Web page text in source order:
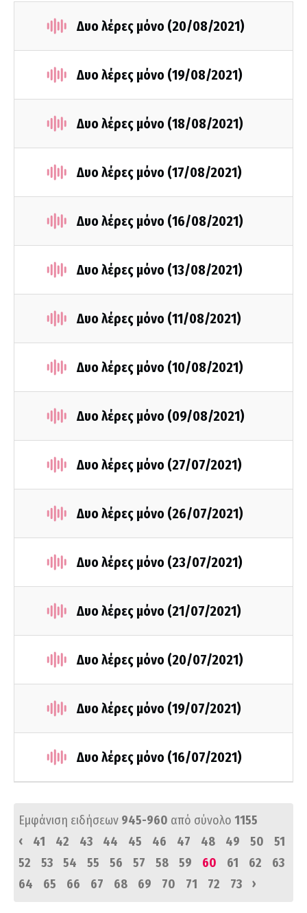
Δυο λέρες μόνο (20/08/2021)
Δυο λέρες μόνο (19/08/2021)
Δυο λέρες μόνο (18/08/2021)
Δυο λέρες μόνο (17/08/2021)
Δυο λέρες μόνο (16/08/2021)
Δυο λέρες μόνο (13/08/2021)
Δυο λέρες μόνο (11/08/2021)
Δυο λέρες μόνο (10/08/2021)
Δυο λέρες μόνο (09/08/2021)
Δυο λέρες μόνο (27/07/2021)
Δυο λέρες μόνο (26/07/2021)
Δυο λέρες μόνο (23/07/2021)
Δυο λέρες μόνο (21/07/2021)
Δυο λέρες μόνο (20/07/2021)
Δυο λέρες μόνο (19/07/2021)
Δυο λέρες μόνο (16/07/2021)
Εμφάνιση ειδήσεων 945-960 από σύνολο 1155
‹
41 42 43 44 45 46 47 48 49 50
51
52
53 54 55 56 57 58 59 60 61 62
63
64
65 66 67 68 69 70 71 72 73 ›